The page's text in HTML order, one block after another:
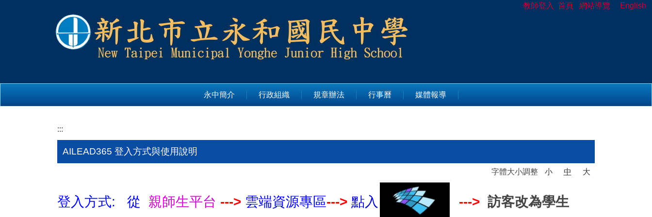
教師登入 首頁 網站導覽 English
永中簡介 行政組織 規章辦法 行事曆 媒體報導
:::
AILEAD365 登入方式與使用說明
字體大小調整 小 中 大
登入方式: 從 親師生平台 ---> 雲端資源專區---> 點入 ---> 訪客改為學生